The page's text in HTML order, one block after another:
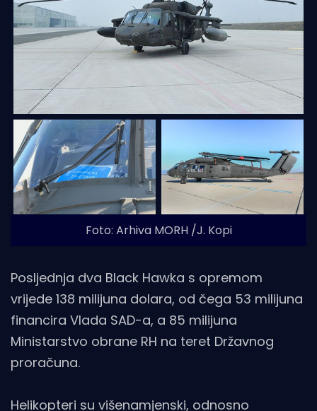
Foto: Arhiva MORH /J. Kopi
Posljednja dva Black Hawka s opremom
vrijede 138 milijuna dolara, od čega 53 milijuna
financira Vlada SAD-a, a 85 milijuna
Ministarstvo obrane RH na teret Državnog
proračuna.
Helikopteri su višenamjenski, odnosno